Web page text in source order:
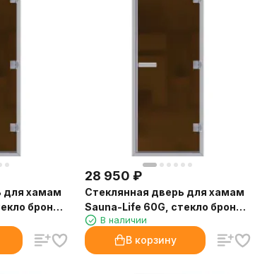
для хамам
бронза
28 950 ₽
Стеклянная дверь для хамам
Sauna-Life 60G, стекло бронза
матовая, 80x190 см.
В наличии
В корзину